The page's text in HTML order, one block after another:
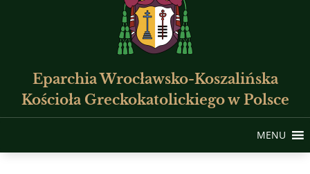
Eparchia Wrocławsko-Koszalińska
Kościoła Greckokatolickiego w Polsce
MENU